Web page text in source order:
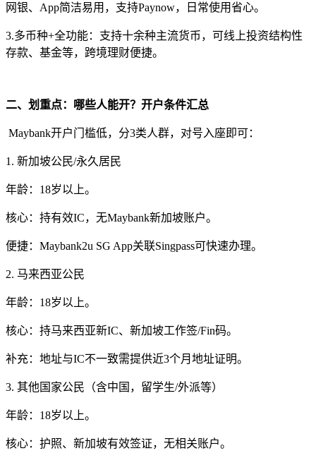
网银、App简洁易用，支持Paynow，日常使用省心。
3.多币种+全功能：支持十余种主流货币，可线上投资结构性
存款、基金等，跨境理财便捷。
二、划重点：哪些人能开？开户条件汇总
Maybank开户门槛低，分3类人群，对号入座即可：
1. 新加坡公民/永久居民
年龄：18岁以上。
核心：持有效IC，无Maybank新加坡账户。
便捷：Maybank2u SG App关联Singpass可快速办理。
2. 马来西亚公民
年龄：18岁以上。
核心：持马来西亚新IC、新加坡工作签/Fin码。
补充：地址与IC不一致需提供近3个月地址证明。
3. 其他国家公民（含中国，留学生/外派等）
年龄：18岁以上。
核心：护照、新加坡有效签证，无相关账户。